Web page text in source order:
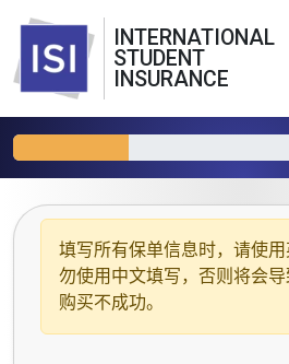
INTERNATIONAL
STUDENT
INSURANCE
填写所有保单信息时，请使用
勿使用中文填写，否则将会导
购买不成功。